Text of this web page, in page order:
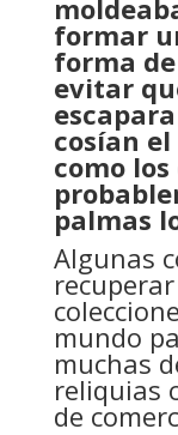
formar
forma
evitar
cosían
como
palmas
Algunas
mundo
muchas
reliquias
de